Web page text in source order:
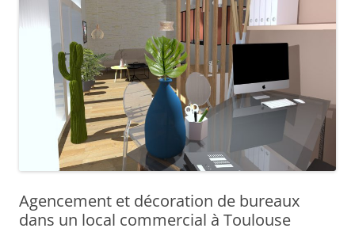
Agencement et décoration de bureaux
dans un local commercial à Toulouse